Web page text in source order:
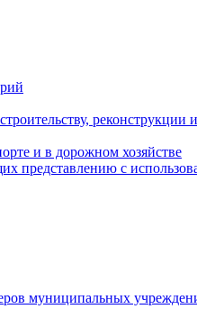
реконструкции
и в дорожном хозяйстве
представлению с
муниципальных